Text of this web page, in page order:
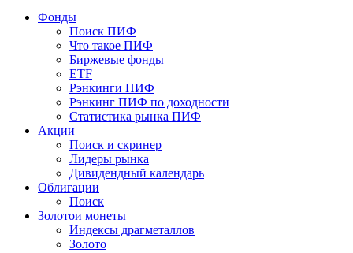
Фонды
Поиск ПИФ
Что такое ПИФ
Биржевые фонды
ETF
Рэнкинги ПИФ
Рэнкинг ПИФ по доходности
Статистика рынка ПИФ
Акции
Поиск и скринер
Лидеры рынка
Дивидендный календарь
Облигации
Поиск
Золотои монеты
Индексы драгметаллов
Золото